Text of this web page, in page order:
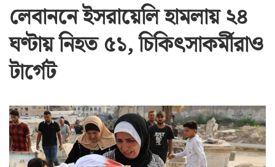
লেবাননে ইসরায়েলি হামলায় ২৪
ঘণ্টায় নিহত ৫১, চিকিৎসাকর্মীরাও
টার্গেট